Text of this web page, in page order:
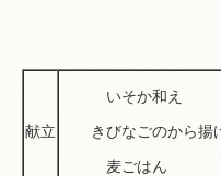
献立
いそか和え
きびなごのか
麦ごはん